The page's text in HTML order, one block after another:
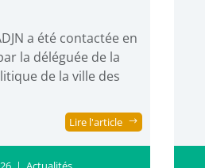
a été contactée en
la déléguée de la
de la ville des
Lire l'article